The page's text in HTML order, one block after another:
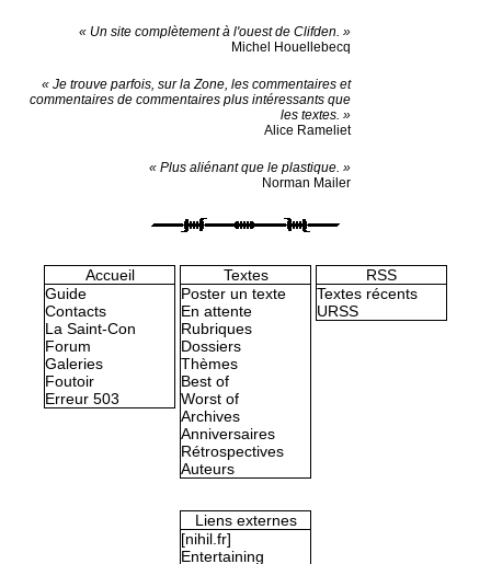
« Un site complètement à l'ouest de Clifden. »
Michel Houellebecq
« Je trouve parfois, sur la Zone, les commentaires et
commentaires de commentaires plus intéressants que
les textes. »
Alice Rameliet
« Plus aliénant que le plastique. »
Norman Mailer
Accueil
Guide
Contacts
La Saint-Con
Forum
Galeries
Foutoir
Erreur 503
Textes
Poster un texte
En attente
Rubriques
Dossiers
Thèmes
Best of
Worst of
Archives
Anniversaires
Rétrospectives
Auteurs
RSS
Textes récents
URSS
Liens externes
[nihil.fr]
Entertaining